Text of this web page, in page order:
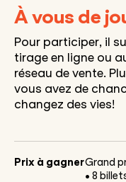
À vous de
Pour participer, il
tirage en ligne ou
réseau de vente.
vous avez de
changez des vies!
Prix à gagnerGrand
• 8